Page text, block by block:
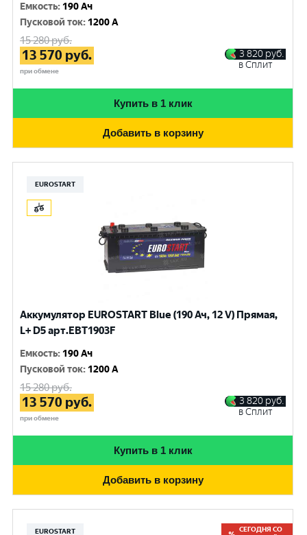
Емкость: 190 Ач
Пусковой ток: 1200 A
15 280руб.
13 570 руб.
при обмене
3 820 руб.
в Сплит
Купить в 1 клик
Добавить в корзину
EUROSTART
Аккумулятор EUROSTART Blue (190 Ач, 12 V) Прямая,
L+ D5 арт.EBT1903F
Емкость: 190 Ач
Пусковой ток: 1200 A
15 280руб.
13 570 руб.
при обмене
3 820 руб.
в Сплит
Купить в 1 клик
Добавить в корзину
EUROSTART
СЕГОДНЯ СО